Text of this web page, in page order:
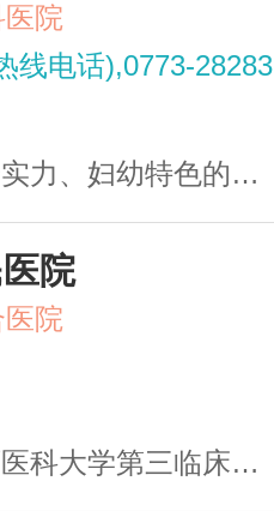
院
线电话),0773-28283
妇幼特色的三级甲
院
院
学第三临床医学院